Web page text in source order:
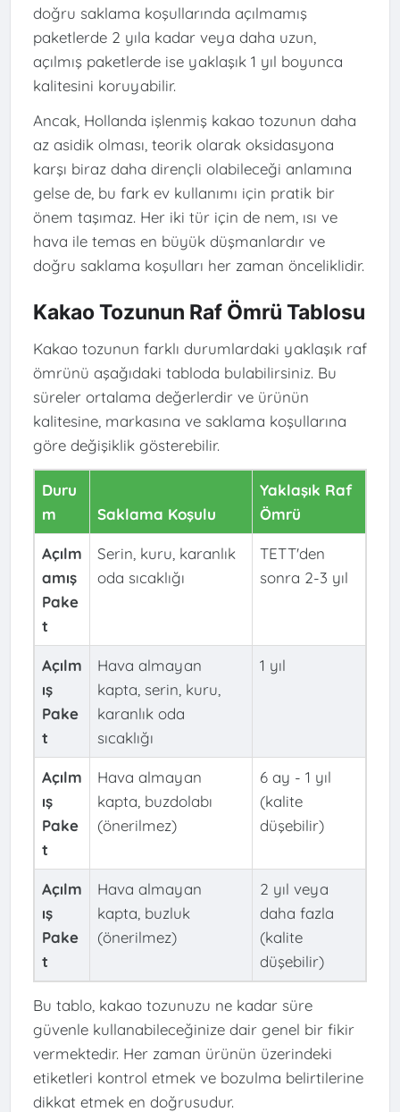
doğru saklama koşullarında açılmamış
paketlerde 2 yıla kadar veya daha uzun,
açılmış paketlerde ise yaklaşık 1 yıl boyunca
kalitesini koruyabilir.
Ancak, Hollanda işlenmiş kakao tozunun daha
az asidik olması, teorik olarak oksidasyona
karşı biraz daha dirençli olabileceği anlamına
gelse de, bu fark ev kullanımı için pratik bir
önem taşımaz. Her iki tür için de nem, ısı ve
hava ile temas en büyük düşmanlardır ve
doğru saklama koşulları her zaman önceliklidir.
Kakao Tozunun Raf Ömrü Tablosu
Kakao tozunun farklı durumlardaki yaklaşık raf
ömrünü aşağıdaki tabloda bulabilirsiniz. Bu
süreler ortalama değerlerdir ve ürünün
kalitesine, markasına ve saklama koşullarına
göre değişiklik gösterebilir.
Duru
m
Saklama Koşulu
Yaklaşık Raf
Ömrü
Açılm
amış
Pake
t
Serin, kuru, karanlık
oda sıcaklığı
TETT'den
sonra 2-3 yıl
Açılm
ış
Pake
t
Hava almayan
kapta, serin, kuru,
karanlık oda
sıcaklığı
1 yıl
Açılm
ış
Pake
t
Hava almayan
kapta, buzdolabı
(önerilmez)
6 ay - 1 yıl
(kalite
düşebilir)
Açılm
ış
Pake
t
Hava almayan
kapta, buzluk
(önerilmez)
2 yıl veya
daha fazla
(kalite
düşebilir)
Bu tablo, kakao tozunuzu ne kadar süre
güvenle kullanabileceğinize dair genel bir fikir
vermektedir. Her zaman ürünün üzerindeki
etiketleri kontrol etmek ve bozulma belirtilerine
dikkat etmek en doğrusudur.